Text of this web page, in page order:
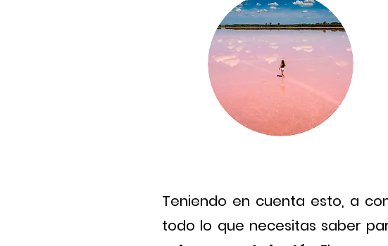
Teniendo en cuenta esto, a
todo lo que necesitas saber